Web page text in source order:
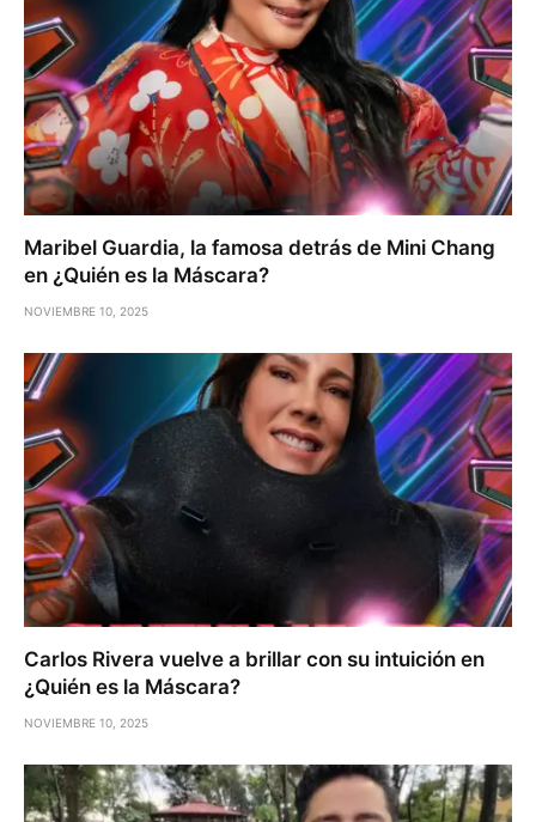
Maribel Guardia, la famosa detrás de Mini Chang
en ¿Quién es la Máscara?
NOVIEMBRE 10, 2025
Carlos Rivera vuelve a brillar con su intuición en
¿Quién es la Máscara?
NOVIEMBRE 10, 2025